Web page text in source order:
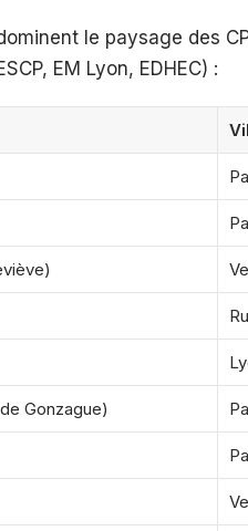
le paysage des
EM Lyon, EDHEC) :
Gonzague)